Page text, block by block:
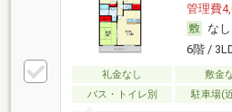
管理費
なし
6階 /
礼金なし 敷金
バス・トイレ別
駐車場(